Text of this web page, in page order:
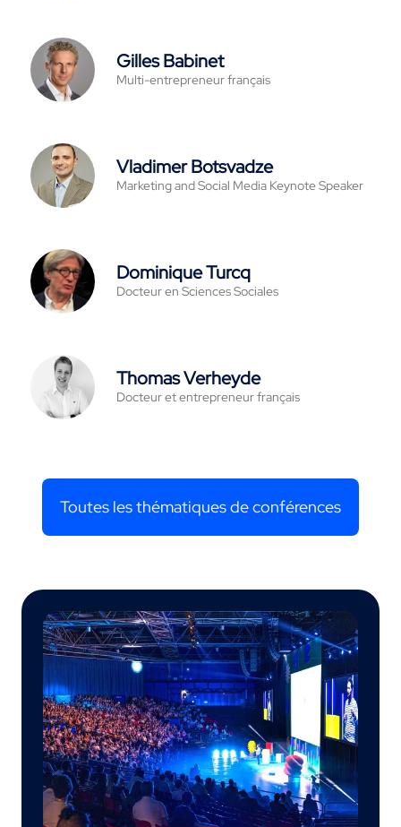
Gilles Babinet
Multi-entrepreneur français
Vladimer Botsvadze
Marketing and Social Media Keynote Speaker
Dominique Turcq
Docteur en Sciences Sociales
Thomas Verheyde
Docteur et entrepreneur français
Toutes les thématiques de conférences